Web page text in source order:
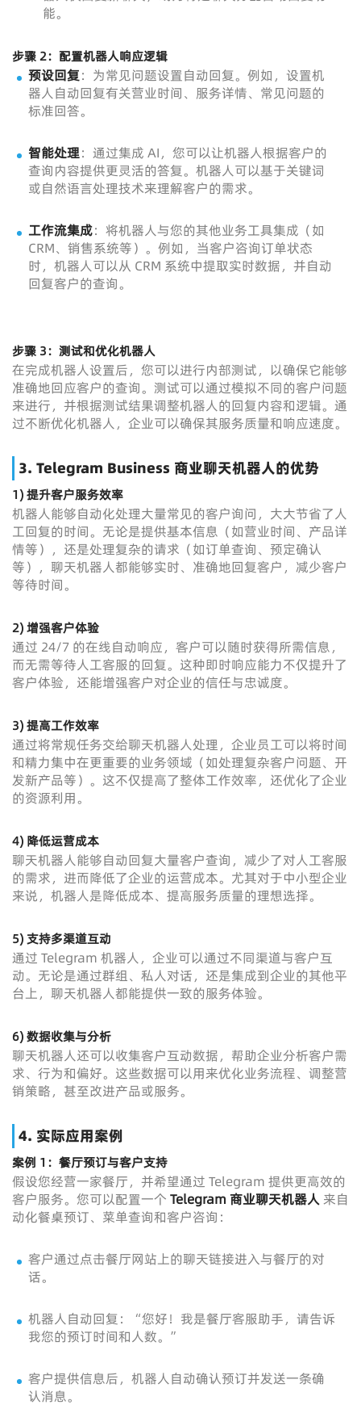
能。
步骤 2：配置机器人响应逻辑
预设回复：为常见问题设置自动回复。例如，设置机
器人自动回复有关营业时间、服务详情、常见问题的
标准回答。
智能处理：通过集成 AI，您可以让机器人根据客户的
查询内容提供更灵活的答复。机器人可以基于关键词
或自然语言处理技术来理解客户的需求。
工作流集成：将机器人与您的其他业务工具集成（如
CRM、销售系统等）。例如，当客户咨询订单状态
时，机器人可以从 CRM 系统中提取实时数据，并自动
回复客户的查询。
步骤 3：测试和优化机器人
在完成机器人设置后，您可以进行内部测试，以确保它能够
准确地回应客户的查询。测试可以通过模拟不同的客户问题
来进行，并根据测试结果调整机器人的回复内容和逻辑。通
过不断优化机器人，企业可以确保其服务质量和响应速度。
3. Telegram Business 商业聊天机器人的优势
1) 提升客户服务效率
机器人能够自动化处理大量常见的客户询问，大大节省了人
工回复的时间。无论是提供基本信息（如营业时间、产品详
情等），还是处理复杂的请求（如订单查询、预定确认
等），聊天机器人都能够实时、准确地回复客户，减少客户
等待时间。
2) 增强客户体验
通过 24/7 的在线自动响应，客户可以随时获得所需信息，
而无需等待人工客服的回复。这种即时响应能力不仅提升了
客户体验，还能增强客户对企业的信任与忠诚度。
3) 提高工作效率
通过将常规任务交给聊天机器人处理，企业员工可以将时间
和精力集中在更重要的业务领域（如处理复杂客户问题、开
发新产品等）。这不仅提高了整体工作效率，还优化了企业
的资源利用。
4) 降低运营成本
聊天机器人能够自动回复大量客户查询，减少了对人工客服
的需求，进而降低了企业的运营成本。尤其对于中小型企业
来说，机器人是降低成本、提高服务质量的理想选择。
5) 支持多渠道互动
通过 Telegram 机器人，企业可以通过不同渠道与客户互
动。无论是通过群组、私人对话，还是集成到企业的其他平
台上，聊天机器人都能提供一致的服务体验。
6) 数据收集与分析
聊天机器人还可以收集客户互动数据，帮助企业分析客户需
求、行为和偏好。这些数据可以用来优化业务流程、调整营
销策略，甚至改进产品或服务。
4. 实际应用案例
案例 1：餐厅预订与客户支持
假设您经营一家餐厅，并希望通过 Telegram 提供更高效的
客户服务。您可以配置一个 Telegram 商业聊天机器人 来自
动化餐桌预订、菜单查询和客户咨询：
客户通过点击餐厅网站上的聊天链接进入与餐厅的对
话。
机器人自动回复：“您好！我是餐厅客服助手，请告诉
我您的预订时间和人数。”
客户提供信息后，机器人自动确认预订并发送一条确
认消息。